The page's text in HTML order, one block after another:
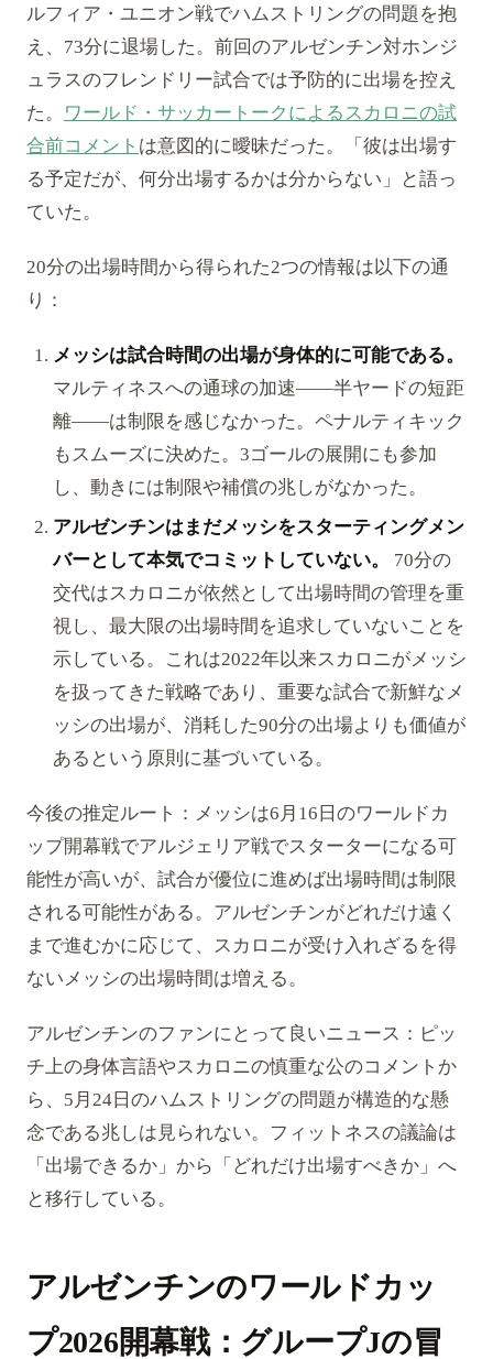
ルフィア・ユニオン戦でハムストリングの問題を抱
え、73分に退場した。前回のアルゼンチン対ホンジ
ュラスのフレンドリー試合では予防的に出場を控え
た。
ワールド・サッカートークによるスカロニの試
合前コメント は意図的に曖昧だった。「彼は出場す
る予定だが、何分出場するかは分からない」と語っ
ていた。
20分の出場時間から得られた2つの情報は以下の通
り：
メッシは試合時間の出場が身体的に可能である。
マルティネスへの通球の加速——半ヤードの短距
離——は制限を感じなかった。ペナルティキック
もスムーズに決めた。3ゴールの展開にも参加
し、動きには制限や補償の兆しがなかった。
アルゼンチンはまだメッシをスターティングメン
バーとして本気でコミットしていない。
70分の
交代はスカロニが依然として出場時間の管理を重
視し、最大限の出場時間を追求していないことを
示している。これは2022年以来スカロニがメッシ
を扱ってきた戦略であり、重要な試合で新鮮なメ
ッシの出場が、消耗した90分の出場よりも価値が
あるという原則に基づいている。
今後の推定ルート：メッシは6月16日のワールドカ
ップ開幕戦でアルジェリア戦でスターターになる可
能性が高いが、試合が優位に進めば出場時間は制限
される可能性がある。アルゼンチンがどれだけ遠く
まで進むかに応じて、スカロニが受け入れざるを得
ないメッシの出場時間は増える。
アルゼンチンのファンにとって良いニュース：ピッ
チ上の身体言語やスカロニの慎重な公のコメントか
ら、5月24日のハムストリングの問題が構造的な懸
念である兆しは見られない。フィットネスの議論は
「出場できるか」から「どれだけ出場すべきか」へ
と移行している。
アルゼンチンのワールドカッ
プ2026開幕戦：グループJの冒